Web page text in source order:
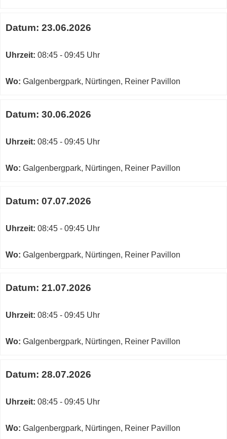
Datum: 23.06.2026
Uhrzeit: 08:45 - 09:45 Uhr
Wo: Galgenbergpark, Nürtingen, Reiner Pavillon
Datum: 30.06.2026
Uhrzeit: 08:45 - 09:45 Uhr
Wo: Galgenbergpark, Nürtingen, Reiner Pavillon
Datum: 07.07.2026
Uhrzeit: 08:45 - 09:45 Uhr
Wo: Galgenbergpark, Nürtingen, Reiner Pavillon
Datum: 21.07.2026
Uhrzeit: 08:45 - 09:45 Uhr
Wo: Galgenbergpark, Nürtingen, Reiner Pavillon
Datum: 28.07.2026
Uhrzeit: 08:45 - 09:45 Uhr
Wo: Galgenbergpark, Nürtingen, Reiner Pavillon